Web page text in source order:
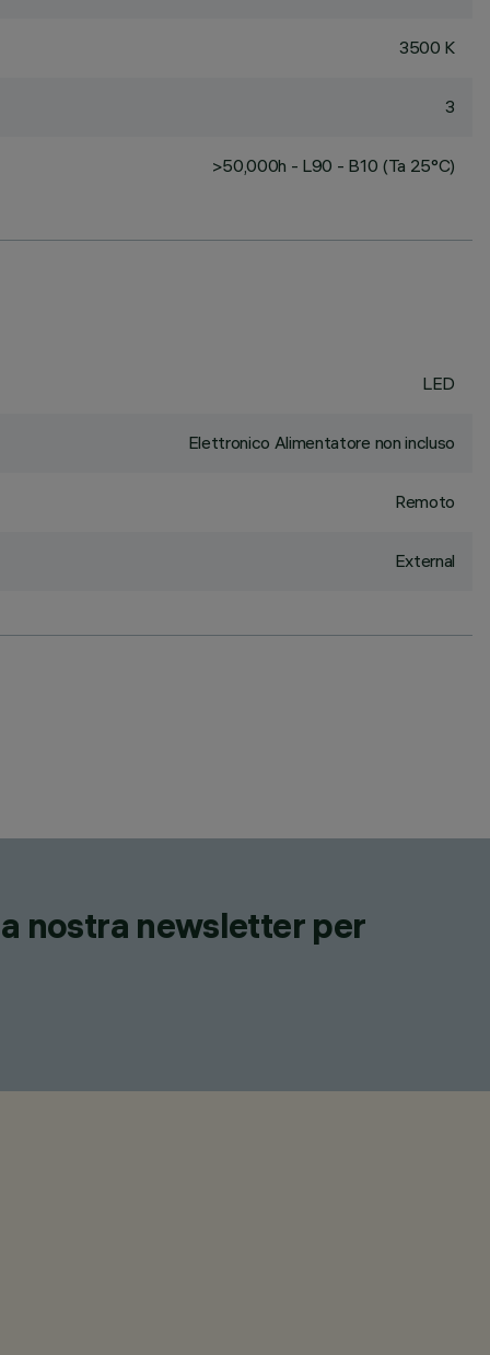
3500 K
3
>50,000h - L90 - B10 (Ta 25°C)
LED
Elettronico Alimentatore non incluso
Remoto
External
nostra newsletter per